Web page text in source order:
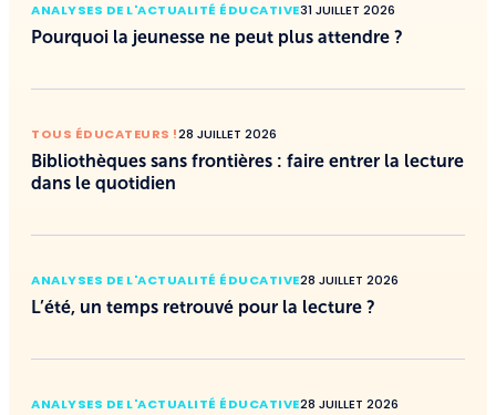
ANALYSES DE L'ACTUALITÉ ÉDUCATIVE31 JUILLET 2026
Pourquoi la jeunesse ne peut plus attendre ?
TOUS ÉDUCATEURS !28 JUILLET 2026
Bibliothèques sans frontières : faire entrer la lecture
dans le quotidien
ANALYSES DE L'ACTUALITÉ ÉDUCATIVE28 JUILLET 2026
L’été, un temps retrouvé pour la lecture ?
ANALYSES DE L'ACTUALITÉ ÉDUCATIVE28 JUILLET 2026